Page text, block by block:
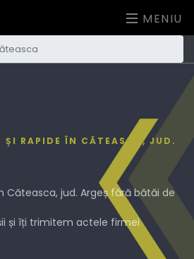
MENIU
ȘI RAPIDE ÎN CĂTEASCA, JUD.
jud. Argeș fără bătăi de
și îți trimitem actele firmei